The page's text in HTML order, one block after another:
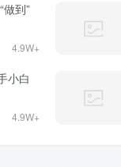
到”
4.9W+
小白
4.9W+